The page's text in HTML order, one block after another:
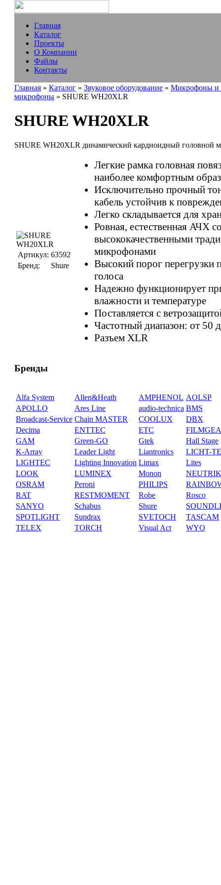
Главная
Каталог
Проекты
О Компании
Файлы
Контакты
Главная » Каталог » Звуковое оборудование » Микрофоны и
микрофоны » SHURE WH20XLR
SHURE WH20XLR
SHURE WH20XLR динамический кардиоидный головной
Артикул: 63592
Бренд:
Shure
Легкие рамка головная
наиболее комфортным
Исключительно прочный
кабель устойчив к
Легко складывается для
Ровная, естественная АЧХ
высококачественными
микрофонами
Высокий порог перегрузки
голоса
Надежно функционирует
влажности и температуре
Поставляется с
Частотный диапазон: от 50
Разъем XLR
Бренды
Alfa System Allen&Heath AMPHENOL AOLSP
APOLLO
Ares Line audio-technica BMS
Broadcast-Service Chain MASTER COOLUX
DBX
Decima
ENTTEC ETC
GAM
Green-GO Gtek
Hall Stage
K-Array
Leader Light Liantronics
LICHT-
LIGHTEC
Lighting Innovation Limax
Lites
LOOK
LUMINEX Monon
NEUTRIK
OSRAM
Peroni PHILIPS
RAT
RESTMOMENT Robe
Rosco
SANYO
Schabus Shure
SPOTLIGHT
Sundrax SVETOCH
TASCAM
TELEX
TORCH Visual Act WYO